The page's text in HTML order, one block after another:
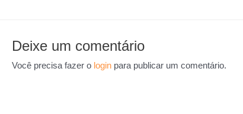
Deixe um comentário
Você precisa fazer o login para publicar um comentário.